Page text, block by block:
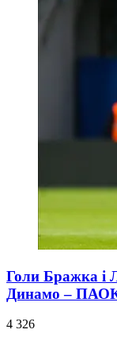
Голи Бражка і
Динамо –
4 326